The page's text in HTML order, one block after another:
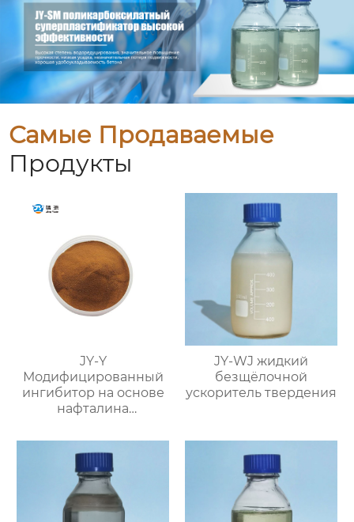
Самые Продаваемые
Продукты
JY-Y
Модифицированный
ингибитор на основе
нафталина
суспензионный
водоредуцирующий
агент)
JY-WJ жидкий
безщёлочной
ускоритель твердения